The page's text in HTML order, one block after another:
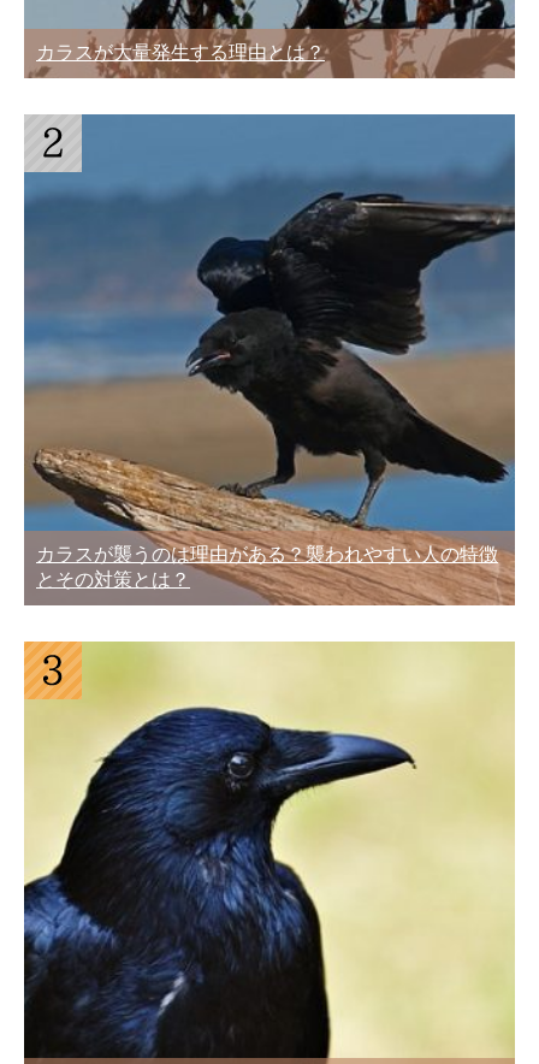
カラスが大量発生する理由とは？
カラスが襲うのは理由がある？襲われやすい人の特徴
とその対策とは？